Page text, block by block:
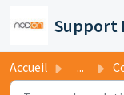
Support
Accueil ...